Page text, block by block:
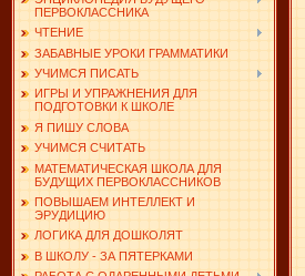
ПЕРВОКЛАССНИКА
ЧТЕНИЕ
ЗАБАВНЫЕ УРОКИ ГРАММАТИКИ
УЧИМСЯ ПИСАТЬ
ИГРЫ И УПРАЖНЕНИЯ ДЛЯ
ПОДГОТОВКИ К ШКОЛЕ
Я ПИШУ СЛОВА
УЧИМСЯ СЧИТАТЬ
МАТЕМАТИЧЕСКАЯ ШКОЛА ДЛЯ
БУДУЩИХ ПЕРВОКЛАССНИКОВ
ПОВЫШАЕМ ИНТЕЛЛЕКТ И
ЭРУДИЦИЮ
ЛОГИКА ДЛЯ ДОШКОЛЯТ
В ШКОЛУ - ЗА ПЯТЕРКАМИ